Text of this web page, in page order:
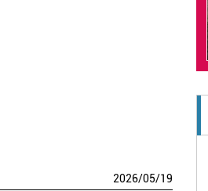
2026/05/19